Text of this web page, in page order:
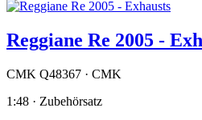
Reggiane Re 2005 -
CMK Q48367 · CMK
1:48 · Zubehörsatz